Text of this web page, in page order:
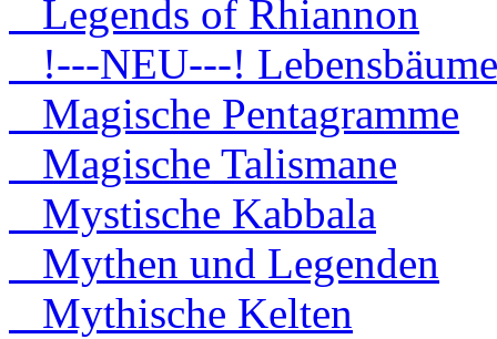
Legends of Rhiannon
!---NEU---! Lebensbäume
Magische Pentagramme
Magische Talismane
Mystische Kabbala
Mythen und Legenden
Mythische Kelten